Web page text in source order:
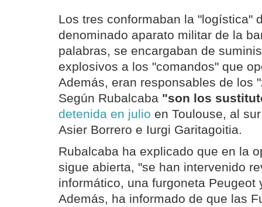
Los tres conformaban la "logística"
denominado aparato militar de la
palabras, se encargaban de
explosivos a los "comandos" que
Además, eran responsables de los
Según Rubalcaba "son los
detenida en julio en Toulouse, al
Asier Borrero e Iurgi Garitagoitia.
Rubalcaba ha explicado que en la
sigue abierta, "se han intervenido
informático, una furgoneta Peugeot
Además, ha informado de que las